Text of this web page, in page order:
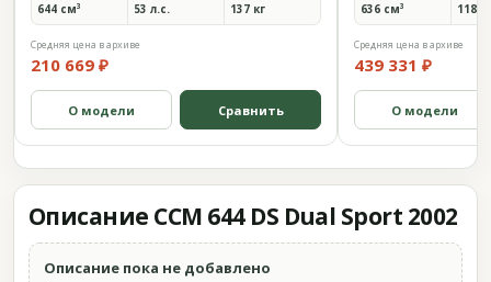
644 см³ 53 л.с. 137 кг
Средняя цена в архиве
210 669 ₽
О модели Сравнить
636 см³ 118
Средняя цена в архиве
439 331 ₽
О модели
Описание CCM 644 DS Dual Sport 2002
Описание пока не добавлено